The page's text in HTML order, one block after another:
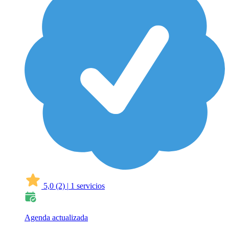
5,0 (2) | 1 servicios
Agenda actualizada